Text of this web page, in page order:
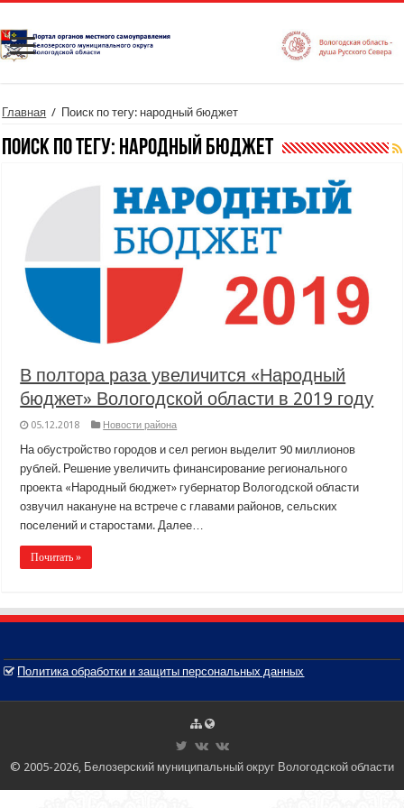
Главная / Поиск по тегу: народный бюджет
Поиск по тегу: народный бюджет
В полтора раза увеличится «Народный
бюджет» Вологодской области в 2019 году
05.12.2018 Новости района
На обустройство городов и сел регион выделит 90 миллионов
рублей. Решение увеличить финансирование регионального
проекта «Народный бюджет» губернатор Вологодской области
озвучил накануне на встрече с главами районов, сельских
поселений и старостами. Далее…
Почитать »
Политика обработки и защиты персональных данных
© 2005-2026, Белозерский муниципальный округ Вологодской области